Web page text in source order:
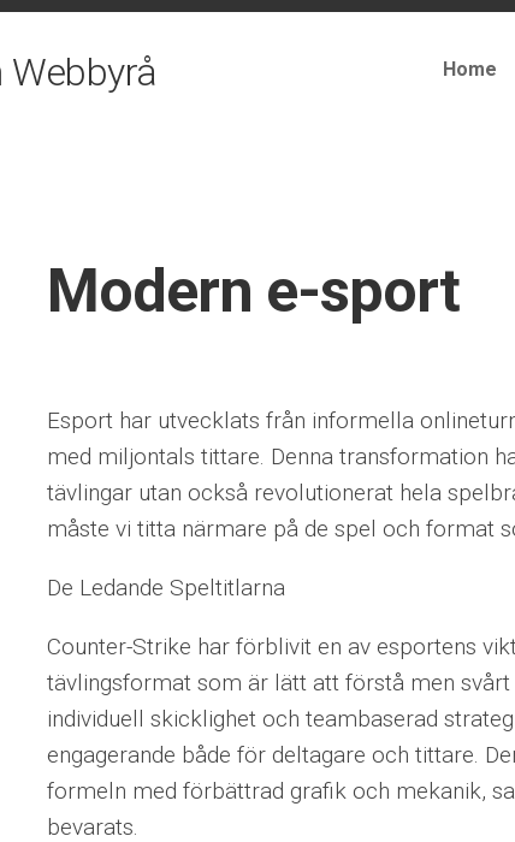
Webbyrå Home
Modern e-sport
Esport har utvecklats från informella
med miljontals tittare. Denna transformation
tävlingar utan också revolutionerat hela
måste vi titta närmare på de spel och format
De Ledande Speltitlarna
Counter-Strike har förblivit en av esportens
tävlingsformat som är lätt att förstå men
individuell skicklighet och teambaserad
engagerande både för deltagare och tittare.
formeln med förbättrad grafik och mekanik,
bevarats.